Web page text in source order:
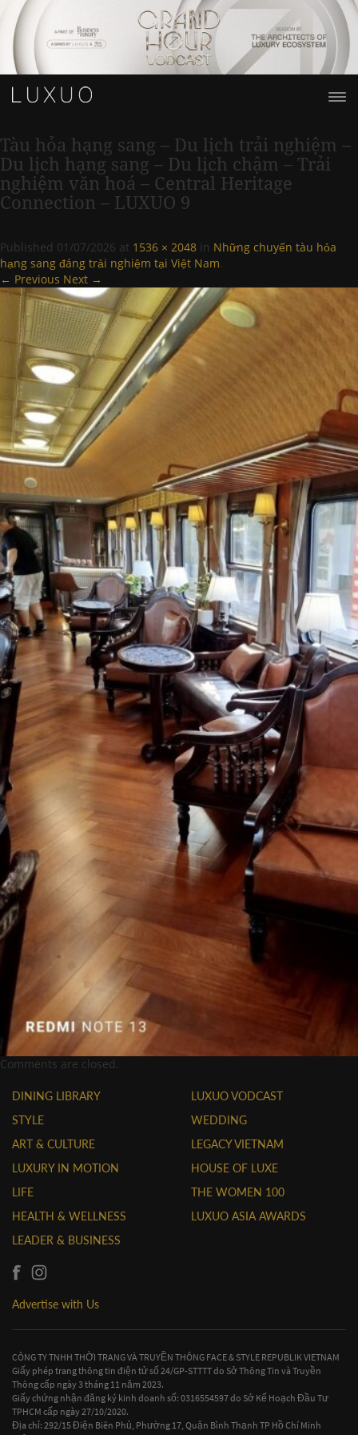
Tàu hỏa hạng sang – Du lịch trải nghiệm –
Du lịch hạng sang – Du lịch chậm – Trải
nghiệm văn hoá – Central Heritage
Connection – LUXUO 9
Published 01/07/2026 at 1536 × 2048 in Những chuyến tàu hỏa
hạng sang đáng trải nghiệm tại Việt Nam.
← Previous Next →
Comments are closed.
DINING LIBRARY
STYLE
ART & CULTURE
LUXURY IN MOTION
LIFE
HEALTH & WELLNESS
LEADER & BUSINESS
LUXUO VODCAST
WEDDING
LEGACY VIETNAM
HOUSE OF LUXE
THE WOMEN 100
LUXUO ASIA AWARDS
Advertise with Us
CÔNG TY TNHH THỜI TRANG VÀ TRUYỀN THÔNG FACE & STYLE REPUBLIK VIETNAM
Giấy phép trang thông tin điện tử số 24/GP-STTTT do Sở Thông Tin và Truyền
Thông cấp ngày 3 tháng 11 năm 2023.
Giấy chứng nhận đăng ký kinh doanh số: 0316554597 do Sở Kế Hoạch Đầu Tư
TPHCM cấp ngày 27/10/2020.
Địa chỉ: 292/15 Điện Biên Phủ, Phường 17, Quận Bình Thạnh TP Hồ Chí Minh